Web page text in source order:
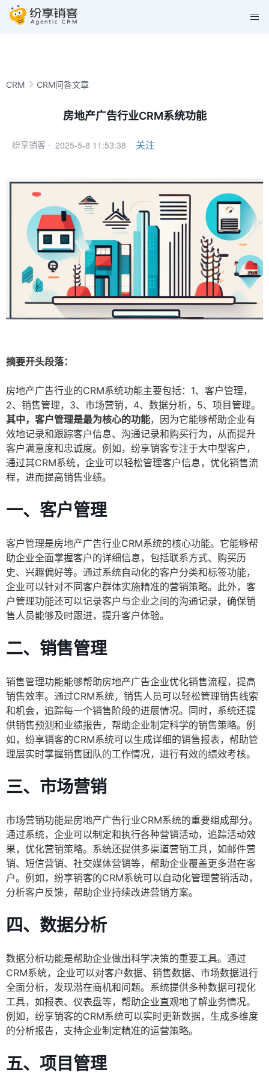
CRM CRM问答文章
房地产广告行业CRM系统功能
纷享销客 · 2025-5-8 11:53:38 关注
摘要开头段落：
房地产广告行业的CRM系统功能主要包括：1、客户管理，
2、销售管理，3、市场营销，4、数据分析，5、项目管理。
其中，客户管理是最为核心的功能，因为它能够帮助企业有
效地记录和跟踪客户信息、沟通记录和购买行为，从而提升
客户满意度和忠诚度。例如，纷享销客专注于大中型客户，
通过其CRM系统，企业可以轻松管理客户信息，优化销售流
程，进而提高销售业绩。
一、客户管理
客户管理是房地产广告行业CRM系统的核心功能。它能够帮
助企业全面掌握客户的详细信息，包括联系方式、购买历
史、兴趣偏好等。通过系统自动化的客户分类和标签功能，
企业可以针对不同客户群体实施精准的营销策略。此外，客
户管理功能还可以记录客户与企业之间的沟通记录，确保销
售人员能够及时跟进，提升客户体验。
二、销售管理
销售管理功能能够帮助房地产广告企业优化销售流程，提高
销售效率。通过CRM系统，销售人员可以轻松管理销售线索
和机会，追踪每一个销售阶段的进展情况。同时，系统还提
供销售预测和业绩报告，帮助企业制定科学的销售策略。例
如，纷享销客的CRM系统可以生成详细的销售报表，帮助管
理层实时掌握销售团队的工作情况，进行有效的绩效考核。
三、市场营销
市场营销功能是房地产广告行业CRM系统的重要组成部分。
通过系统，企业可以制定和执行各种营销活动，追踪活动效
果，优化营销策略。系统还提供多渠道营销工具，如邮件营
销、短信营销、社交媒体营销等，帮助企业覆盖更多潜在客
户。例如，纷享销客的CRM系统可以自动化管理营销活动，
分析客户反馈，帮助企业持续改进营销方案。
四、数据分析
数据分析功能是帮助企业做出科学决策的重要工具。通过
CRM系统，企业可以对客户数据、销售数据、市场数据进行
全面分析，发现潜在商机和问题。系统提供多种数据可视化
工具，如报表、仪表盘等，帮助企业直观地了解业务情况。
例如，纷享销客的CRM系统可以实时更新数据，生成多维度
的分析报告，支持企业制定精准的运营策略。
五、项目管理